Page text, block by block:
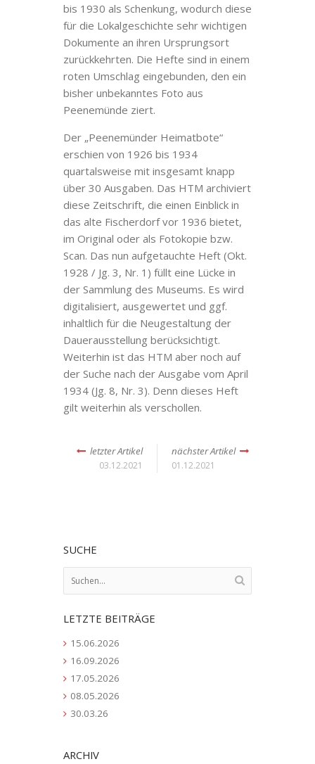
bis 1930 als Schenkung, wodurch diese
für die Lokalgeschichte sehr wichtigen
Dokumente an ihren Ursprungsort
zurückkehrten. Die Hefte sind in einem
roten Umschlag eingebunden, den ein
bisher unbekanntes Foto aus
Peenemünde ziert.
Der „Peenemünder Heimatbote“
erschien von 1926 bis 1934
quartalsweise mit insgesamt knapp
über 30 Ausgaben. Das HTM archiviert
diese Zeitschrift, die einen Einblick in
das alte Fischerdorf vor 1936 bietet,
im Original oder als Fotokopie bzw.
Scan. Das nun aufgetauchte Heft (Okt.
1928 / Jg. 3, Nr. 1) füllt eine Lücke in
der Sammlung des Museums. Es wird
digitalisiert, ausgewertet und ggf.
inhaltlich für die Neugestaltung der
Dauerausstellung berücksichtigt.
Weiterhin ist das HTM aber noch auf
der Suche nach der Ausgabe vom April
1934 (Jg. 8, Nr. 3). Denn dieses Heft
gilt weiterhin als verschollen.
letzter Artikel
03.12.2021
nächster Artikel
01.12.2021
SUCHE
LETZTE BEITRÄGE
15.06.2026
16.09.2026
17.05.2026
08.05.2026
30.03.26
ARCHIV